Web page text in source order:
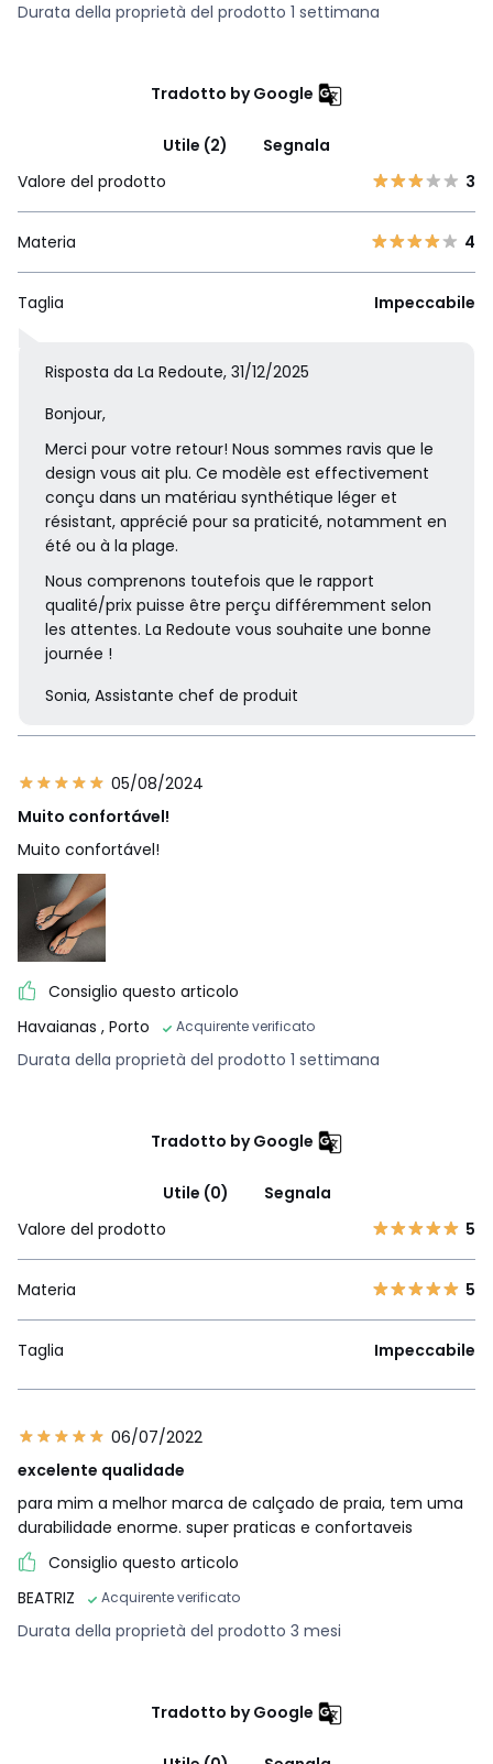
Durata della proprietà del prodotto 1 settimana
Tradotto by Google
Utile (2)
Segnala
Valore del prodotto
3
Materia 4
Taglia Impeccabile
Risposta da La Redoute, 31/12/2025
Bonjour,
Merci pour votre retour! Nous sommes ravis que le
design vous ait plu. Ce modèle est effectivement
conçu dans un matériau synthétique léger et
résistant, apprécié pour sa praticité, notamment en
été ou à la plage.
Nous comprenons toutefois que le rapport
qualité/prix puisse être perçu différemment selon
les attentes. La Redoute vous souhaite une bonne
journée !
Sonia, Assistante chef de produit
05/08/2024
Muito confortável!
Muito confortável!
Consiglio questo articolo
Havaianas , Porto Acquirente verificato
Durata della proprietà del prodotto 1 settimana
Tradotto by Google
Utile (0)
Segnala
Valore del prodotto
5
Materia 5
Taglia Impeccabile
06/07/2022
excelente qualidade
para mim a melhor marca de calçado de praia, tem uma
durabilidade enorme. super praticas e confortaveis
Consiglio questo articolo
BEATRIZ
Acquirente verificato
Durata della proprietà del prodotto 3 mesi
Tradotto by Google